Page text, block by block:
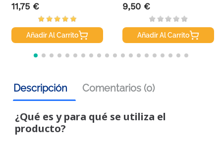
Precio
11,75 €
Añadir Al Carrito
Precio
9,50 €
Añadir Al Carrito
Descripción Comentarios (0)
¿Qué es y para qué se utiliza el
producto?